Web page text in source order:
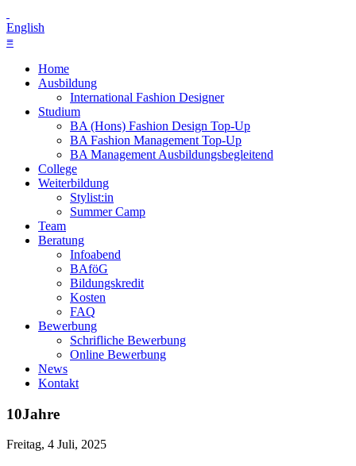
English
≡
Home
Ausbildung
International Fashion Designer
Studium
BA (Hons) Fashion Design Top-Up
BA Fashion Management Top-Up
BA Management Ausbildungsbegleitend
College
Weiterbildung
Stylist:in
Summer Camp
Team
Beratung
Infoabend
BAföG
Bildungskredit
Kosten
FAQ
Bewerbung
Schrifliche Bewerbung
Online Bewerbung
News
Kontakt
10Jahre
Freitag, 4 Juli, 2025